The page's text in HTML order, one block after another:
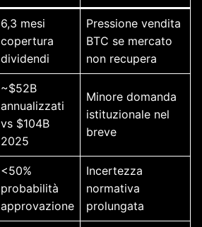
6,3 mesi
copertura
dividendi
Pressione vendita
BTC se mercato
non recupera
~$52B
annualizzati
vs $104B
2025
Minore domanda
istituzionale nel
breve
<50%
probabilità
approvazione
Incertezza
normativa
prolungata